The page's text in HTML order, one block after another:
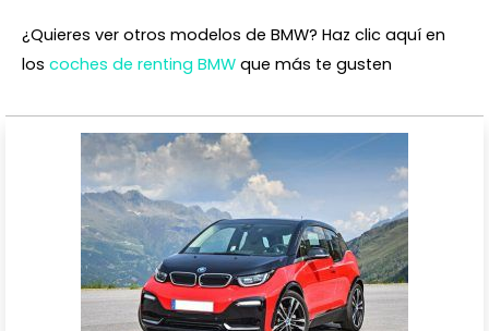
¿Quieres ver otros modelos de BMW? Haz clic aquí en
los coches de renting BMW que más te gusten